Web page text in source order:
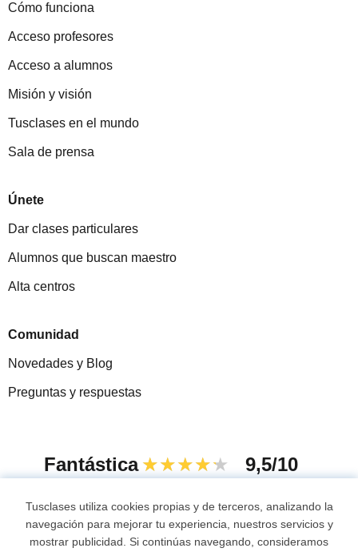
Cómo funciona
Acceso profesores
Acceso a alumnos
Misión y visión
Tusclases en el mundo
Sala de prensa
Únete
Dar clases particulares
Alumnos que buscan maestro
Alta centros
Comunidad
Novedades y Blog
Preguntas y respuestas
Fantástica ★★★★★ 9,5/10
© 2007 - 2026 Tusclases.mx
Tusclases utiliza cookies propias y de terceros, analizando la
navegación para mejorar tu experiencia, nuestros servicios y
mostrar publicidad. Si continúas navegando, consideramos